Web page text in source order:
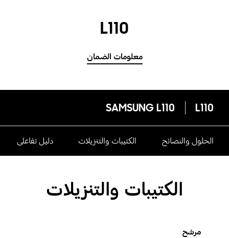
L110
معلومات الضمان
L110
SAMSUNG L110
الحلول والنصائح الكتيبات والتنزيلات دليل تفاعلى
الكتيبات والتنزيلات
مرشح